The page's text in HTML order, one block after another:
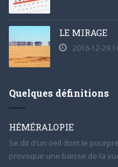
LE MIRAGE
2016-12-29
Quelques définitions
HÉMÉRALOPIE
Se dit d'un oeil dont le
provoque une baisse de la